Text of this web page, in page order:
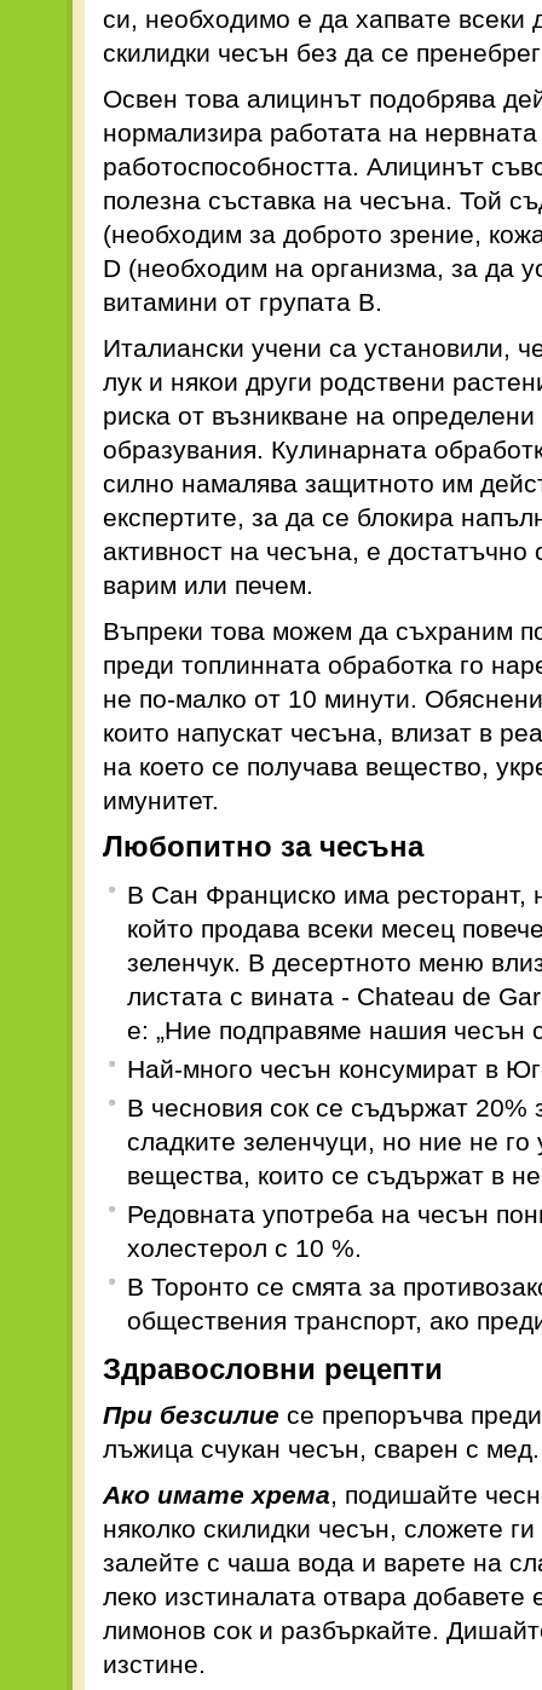
си, необходимо е да хапвате всеки
скилидки чесън без да се
Освен това алицинът подобрява
нормализира работата на
работоспособността. Алицинът
полезна съставка на чесъна. Той
(необходим за доброто зрение,
D (необходим на организма, за да
витамини от групата В.
Италиански учени са установили,
лук и някои други родствени
риска от възникване на
образувания. Кулинарната
силно намалява защитното им
експертите, за да се блокира
активност на чесъна, е достатъчно
варим или печем.
Въпреки това можем да съхраним
преди топлинната обработка го
не по-малко от 10 минути.
които напускат чесъна, влизат в
на което се получава вещество,
имунитет.
Любопитно за чесъна
В Сан Франциско има ресторант,
който продава всеки месец
зеленчук. В десертното меню
листата с вината - Chateau de
е: „Ние подправяме нашия чесън
Най-много чесън консумират в
В чесновия сок се съдържат 20%
сладките зеленчуци, но ние не
вещества, които се съдържат в
Редовната употреба на чесън
холестерол с 10 %.
В Торонто се смята за
обществения транспорт, ако
Здравословни рецепти
При безсилие се препоръчва
лъжица счукан чесън, сварен с мед.
Ако имате хрема, подишайте
няколко скилидки чесън, сложете
залейте с чаша вода и варете на
леко изстиналата отвара добавете
лимонов сок и разбъркайте.
изстине.